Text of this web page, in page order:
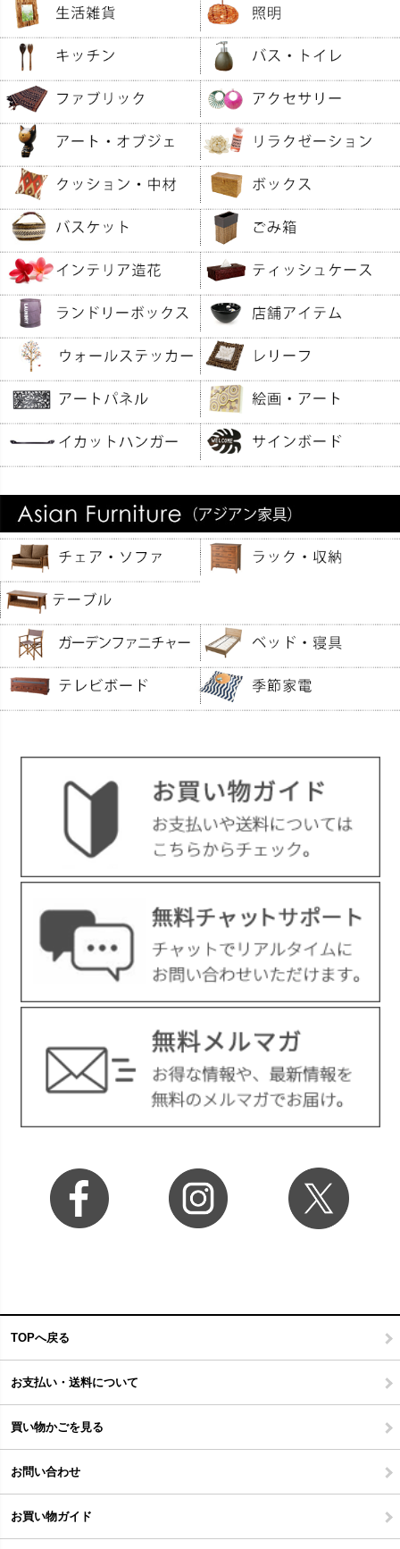
TOPへ戻る
お支払い・送料について
買い物かごを見る
お問い合わせ
お買い物ガイド